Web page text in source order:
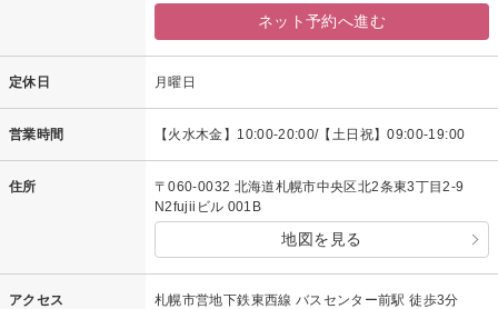
ネット予約へ進む
定休日 月曜日
営業時間 【火水木金】10:00-20:00/【土日祝】09:00-19:00
住所
〒060-0032 北海道札幌市中央区北2条東3丁目2-9
N2fujiiビル 001B
地図を見る
アクセス 札幌市営地下鉄東西線 バスセンター前駅 徒歩3分